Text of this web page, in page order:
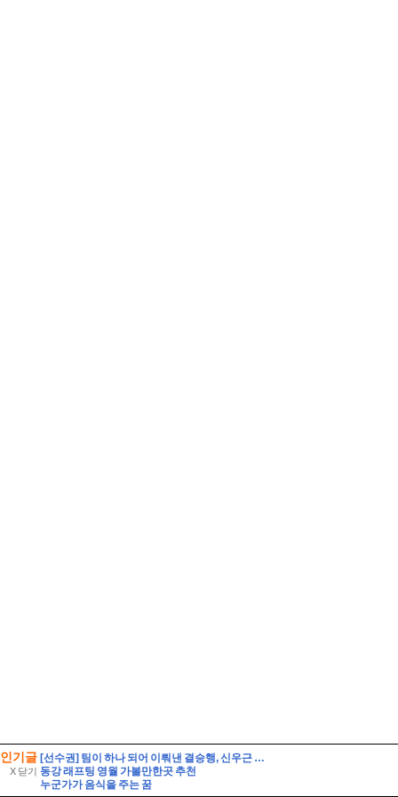
인기글
X 닫기
[선수권] 팀이 하나 되어 이뤄낸 결승행, 신우근 감독이 전한 감사
동강 래프팅 영월 가볼만한곳 추천
누군가가 음식을 주는 꿈